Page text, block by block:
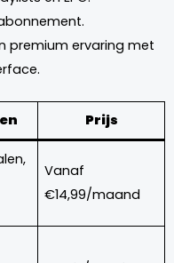
premium ervaring met
Prijs
Vanaf
€14,99/maand